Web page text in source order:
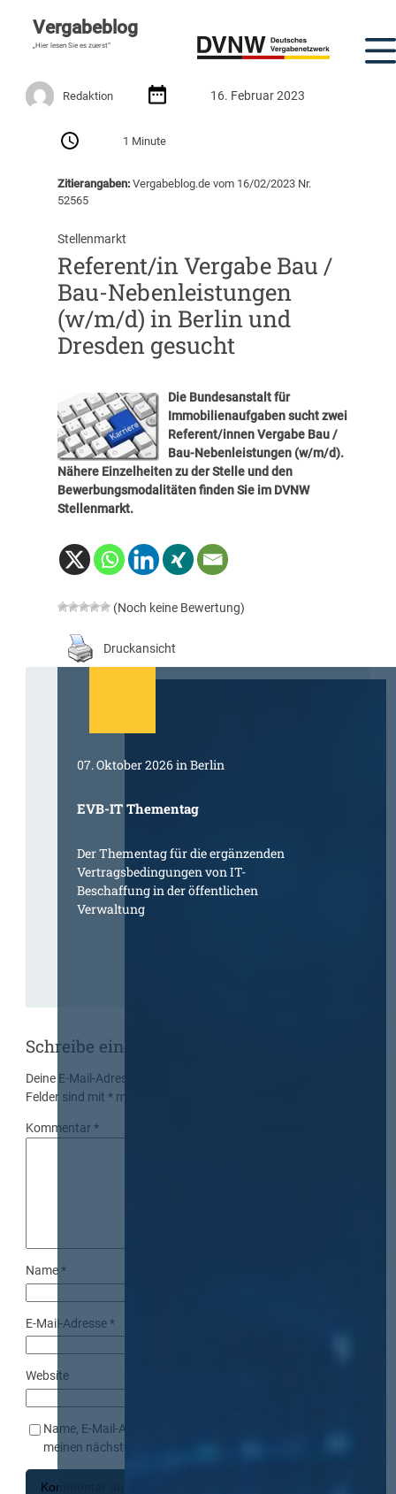
Vergabeblog
„Hier lesen Sie es zuerst“
Redaktion 16. Februar 2023
1 Minute
Zitierangaben:Vergabeblog.de vom 16/02/2023 Nr.
52565
Stellenmarkt
Referent/in Vergabe Bau /
Bau-Nebenleistungen
(w/m/d) in Berlin und
Dresden gesucht
Die Bundesanstalt für
Immobilienaufgaben sucht zwei
Referent/innen Vergabe Bau /
Bau-Nebenleistungen (w/m/d).
Nähere Einzelheiten zu der Stelle und den
Bewerbungsmodalitäten finden Sie im DVNW
Stellenmarkt.
(Noch keine Bewertung)
Druckansicht
07. Oktober 2026 in Berlin
EVB-IT Thementag
Der Thementag für die ergänzenden
Vertragsbedingungen von IT-
Beschaffung in der öffentlichen
Verwaltung
Schreibe einen Kommentar
Deine E-Mail-Adresse wird nicht veröffentlicht.
Felder sind mit* markiert
Kommentar*
Name*
E-Mail-Adresse*
Website
Name, E-Mail-Adresse und Website in diesem Browser für
meinen nächsten Kommentar speichern.